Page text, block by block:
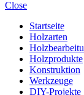
Close
Startseite
Holzarten
Holzprodukte
Konstruktion
Werkzeuge
DIY-Projekte